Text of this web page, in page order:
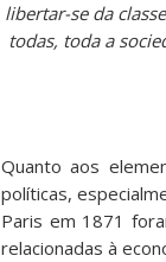
libertar-se da
todas, toda a
Quanto aos
políticas,
Paris em 1871
relacionadas à